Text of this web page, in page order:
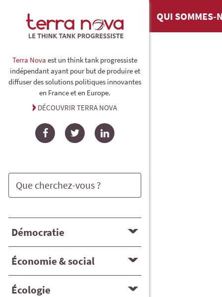
Terra Nova est un think tank progressiste
indépendant ayant pour but de produire et
diffuser des solutions politiques innovantes
en France et en Europe.
DÉCOUVRIR TERRA NOVA
FacebookTwitterLinkedIn
Démocratie
Économie & social
Écologie
QUI SOMMES-